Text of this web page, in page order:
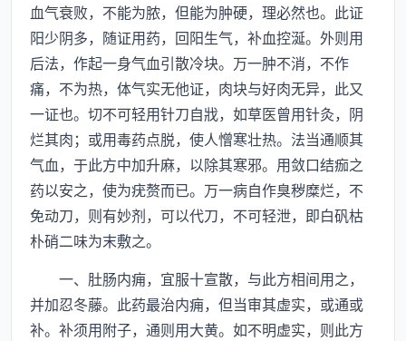
血气衰败，不能为脓，但能为肿硬，理必然也。此证
阳少阴多，随证用药，回阳生气，补血控涎。外则用
后法，作起一身气血引散冷块。万一肿不消，不作
痛，不为热，体气实无他证，肉块与好肉无异，此又
一证也。切不可轻用针刀自戕，如草医曾用针灸，阴
烂其肉；或用毒药点脱，使人憎寒壮热。法当通顺其
气血，于此方中加升麻，以除其寒邪。用敛口结痂之
药以安之，使为疣赘而已。万一病自作臭秽糜烂，不
免动刀，则有妙剂，可以代刀，不可轻泄，即白矾枯
朴硝二味为末敷之。
一、肚肠内痈，宜服十宣散，与此方相间用之，
并加忍冬藤。此药最治内痈，但当审其虚实，或通或
补。补须用附子，通则用大黄。如不明虚实，则此方